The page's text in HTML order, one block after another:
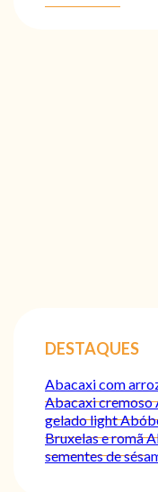
DESTAQUES
Abacaxi com
Abacaxi cremoso
gelado light
Bruxelas e romã
sementes de